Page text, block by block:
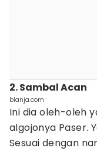
2. Sambal Acan
blanja.com
Ini dia oleh-oleh
algojonya Paser.
Sesuai dengan